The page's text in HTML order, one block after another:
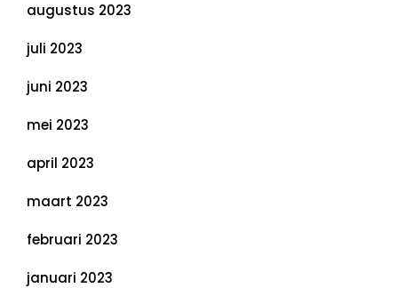
augustus 2023
juli 2023
juni 2023
mei 2023
april 2023
maart 2023
februari 2023
januari 2023